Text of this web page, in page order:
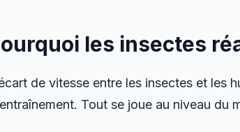
les insectes
de vitesse entre les insectes et les
Tout se joue au niveau du